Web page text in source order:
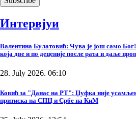
Интервјуи
Валентина Булатовић: Чува је још само
која две и по деценије после рата и даље
28. July 2026. 06:10
Ковић за "Данас на РТ": Џуфка није
притиска на СПЦ и Србе на КиМ